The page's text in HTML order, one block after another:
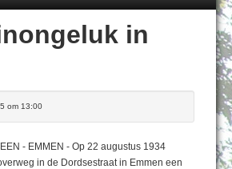
overtuigend van Almere City
profcontract bij FC Emmen
op 19 september 2026 terug naar Zuidlaren
in
om 13:00
- EMMEN - Op 22 augustus 1934
in de Dordsestraat in Emmen een